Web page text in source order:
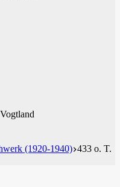
(1920-1940) 433 o. T.